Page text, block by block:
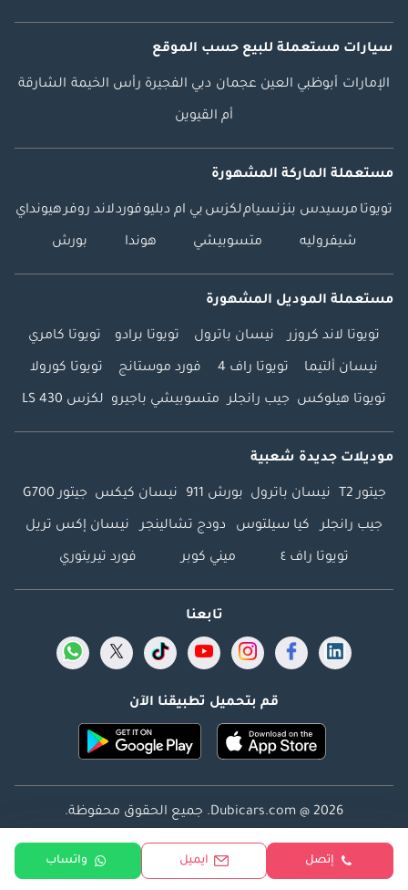
إتصل ايميل واتساب
سيارات مستعملة للبيع حسب الموقع
الإمارات أبوظبي العين عجمان دبي الفجيرة رأس الخيمة الشارقة
أم القيوين
مستعملة الماركة المشهورة
تويوتا مرسيدس بنزنسياملكزس بي ام دبليوفوردلاند روفرهيونداي
شيفروليه متسوبيشي هوندا بورش
مستعملة الموديل المشهورة
تويوتا لاند كروزر نيسان باترول تويوتا برادو تويوتا كامري
نيسان ألتيما تويوتا راف 4 فورد موستانج تويوتا كورولا
تويوتا هيلوكس جيب رانجلر متسوبيشي باجيرو لكزس LS 430
موديلات جديدة شعبية
جيتور T2 نيسان باترول بورش 911 نيسان كيكس جيتور G700
جيب رانجلر كيا سيلتوس دودج تشالينجر نيسان إكس تريل
تويوتا راف ٤ ميني كوبر فورد تيريتوري
تابعنا
قم بتحميل تطبيقنا الآن
Dubicars.com @ 2026. جميع الحقوق محفوظة.
العنوان: 2114 ، برج شذى ، المدينة الإعلامية ، دبي ، الإمارات